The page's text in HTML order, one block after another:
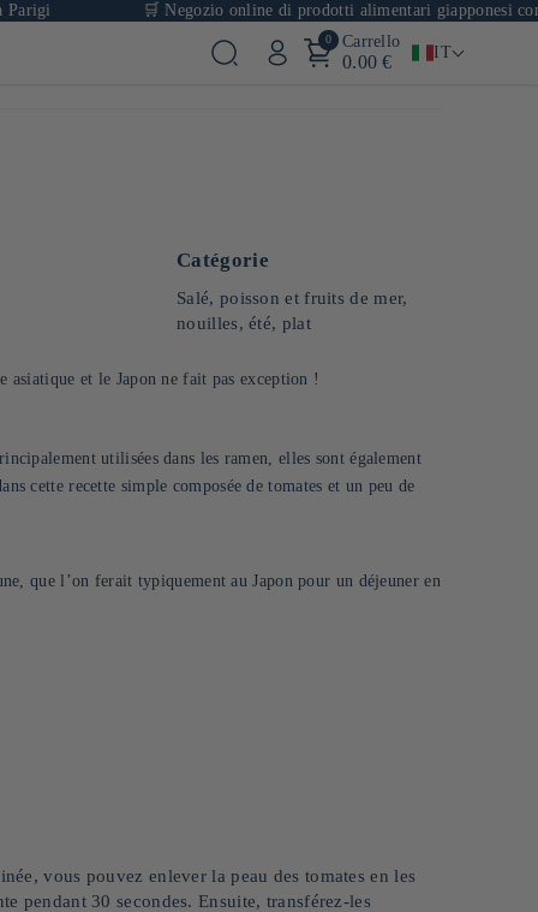
🛒 Negozio online di prodotti alimentari giapponesi con oltre
0 Carrello
0.00 € IT
Catégorie
Salé, poisson et fruits de mer,
nouilles, été, plat
asiatique et le Japon ne fait pas exception !
utilisées dans les ramen, elles sont également
cette recette simple composée de tomates et un peu de
que l’on ferait typiquement au Japon pour un déjeuner en
vous pouvez enlever la peau des tomates en les
pendant 30 secondes. Ensuite, transférez-les